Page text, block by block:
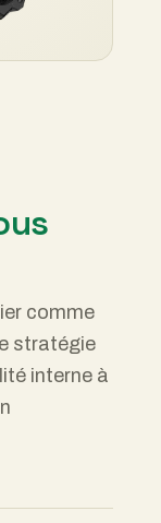
comme
stratégie
interne à